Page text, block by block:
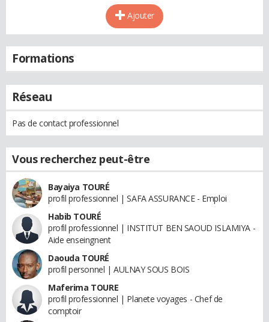
Ajouter
Formations
Réseau
Pas de contact professionnel
Vous recherchez peut-être
Bayaiya TOURÉ
profil professionnel | SAFA ASSURANCE - Emploi
Habib TOURÉ
profil professionnel | INSTITUT BEN SAOUD ISLAMIYA -
Aide enseingnent
Daouda TOURÉ
profil personnel | AULNAY SOUS BOIS
Maferima TOURE
profil professionnel | Planete voyages - Chef de
comptoir